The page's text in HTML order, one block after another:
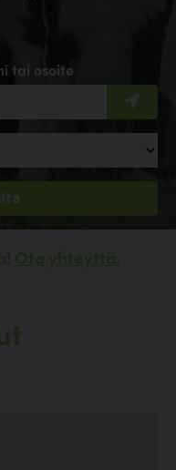
tai osoite
Ota yhteyttä.